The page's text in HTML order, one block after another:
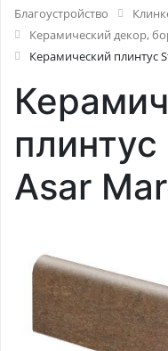
Благоустройство
Керамический декор,
Керамический плинтус
Asar